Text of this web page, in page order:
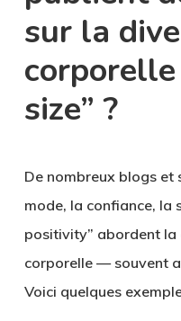
sur la
size” ?
De nombreux blogs et
mode, la confiance, la
positivity” abordent
corporelle — souvent
Voici quelques